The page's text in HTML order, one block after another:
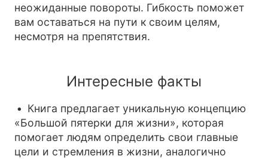
неожиданные повороты. Гибкость поможет
вам оставаться на пути к своим целям,
несмотря на препятствия.
Интересные факты
Книга предлагает уникальную концепцию
«Большой пятерки для жизни», которая
помогает людям определить свои главные
цели и стремления в жизни, аналогично